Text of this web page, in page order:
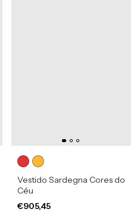
Vestido Sardegna Cores do
Céu
€905,45